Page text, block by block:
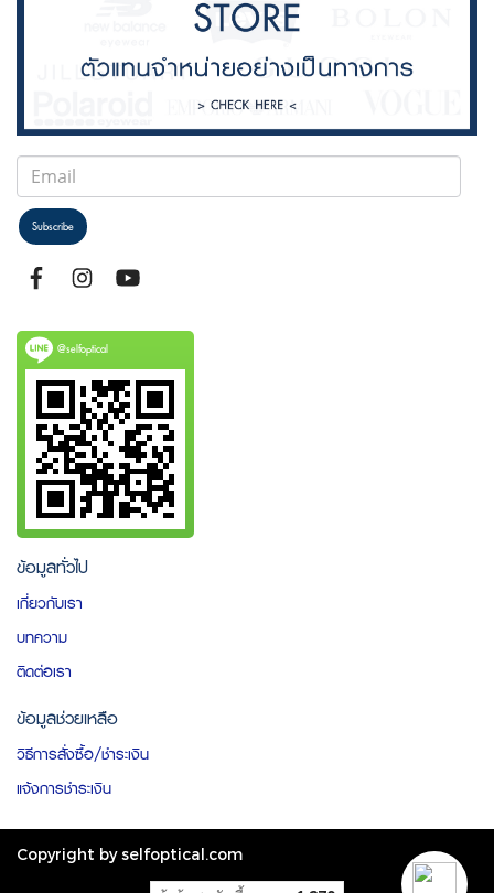
Subscribe
@selfoptical
ข้อมูลทั่วไป
เกี่ยวกับเรา
บทความ
ติดต่อเรา
ข้อมูลช่วยเหลือ
วิธีการสั่งซื้อ/ชำระเงิน
แจ้งการชำระเงิน
Copyright by selfoptical.com